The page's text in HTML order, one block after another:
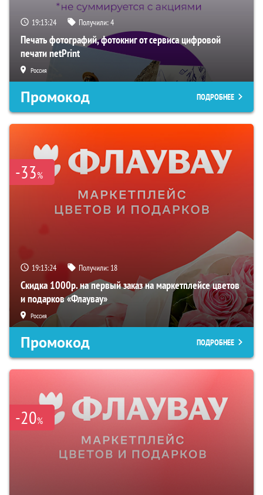
19:13:23 Получили:4
Печать фотографий, фотокниг от сервиса цифровой
печати netPrint
Россия
Промокод ПОДРОБНЕЕ
-33%
19:13:23 Получили: 18
Скидка 1000р. на первый заказ на маркетплейсе цветов
и подарков «Флаувау»
Россия
Промокод ПОДРОБНЕЕ
-20%